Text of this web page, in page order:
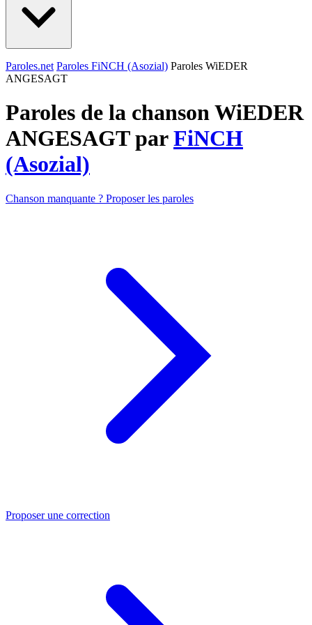
Paroles.net Paroles FiNCH (Asozial) Paroles WiEDER
ANGESAGT
Paroles de la chanson WiEDER
ANGESAGT parFiNCH
(Asozial)
Chanson manquante ? Proposer les paroles
Proposer une correction